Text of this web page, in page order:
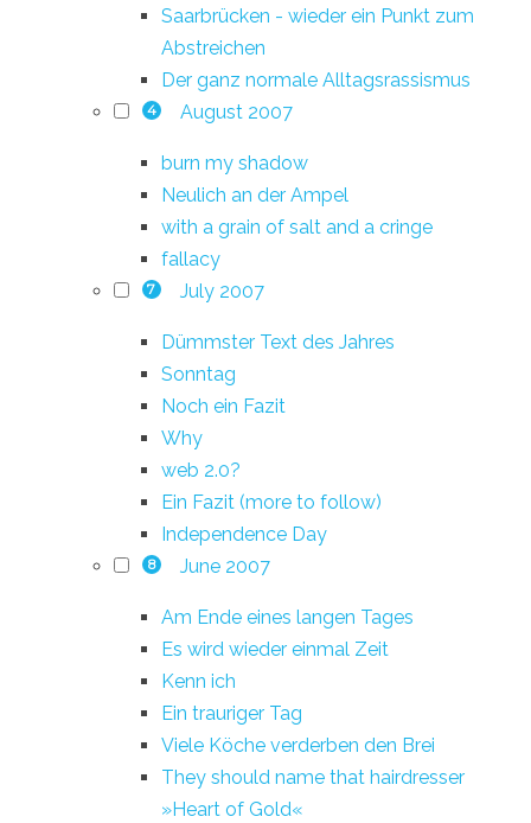
Saarbrücken - wieder ein Punkt zum
Abstreichen
Der ganz normale Alltagsrassismus
4 August 2007
burn my shadow
Neulich an der Ampel
with a grain of salt and a cringe
fallacy
7 July 2007
Dümmster Text des Jahres
Sonntag
Noch ein Fazit
Why
web 2.0?
Ein Fazit (more to follow)
Independence Day
8 June 2007
Am Ende eines langen Tages
Es wird wieder einmal Zeit
Kenn ich
Ein trauriger Tag
Viele Köche verderben den Brei
They should name that hairdresser
»Heart of Gold«